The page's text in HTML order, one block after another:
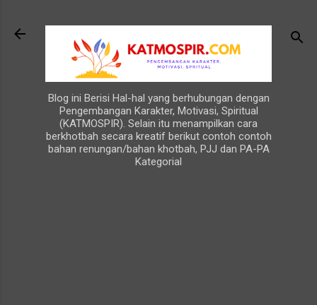
Blog ini Berisi Hal-hal yang berhubungan dengan
Pengembangan Karakter, Motivasi, Spiritual
(KATMOSPIR). Selain itu menampilkan cara
berkhotbah secara kreatif berikut contoh contoh
bahan renungan/bahan khotbah, PJJ dan PA-PA
Kategorial